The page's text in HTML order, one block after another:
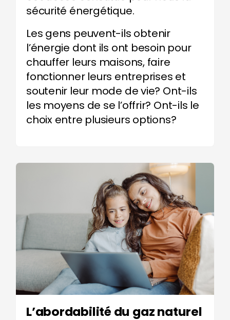
sécurité énergétique.
Les gens peuvent-ils obtenir
l’énergie dont ils ont besoin pour
chauffer leurs maisons, faire
fonctionner leurs entreprises et
soutenir leur mode de vie? Ont-ils
les moyens de se l’offrir? Ont-ils le
choix entre plusieurs options?
L’abordabilité du gaz naturel